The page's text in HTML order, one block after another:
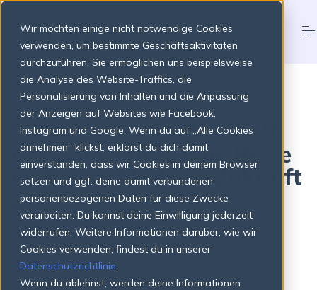
Wir möchten einige nicht notwendige Cookies
verwenden, um bestimmte Geschäftsaktivitäten
durchzuführen. Sie ermöglichen uns beispielsweise
die Analyse des Website-Traffics, die
Personalisierung von Inhalten und die Anpassung
der Anzeigen auf Websites wie Facebook,
Instagram und Google. Wenn du auf „Alle Cookies
annehmen“ klickst, erklärst du dich damit
einverstanden, dass wir Cookies in deinem Browser
setzen und ggf. deine damit verbundenen
personenbezogenen Daten für diese Zwecke
verarbeiten. Du kannst deine Einwilligung jederzeit
widerrufen. Weitere Informationen darüber, wie wir
Cookies verwenden, findest du in unserer
Datenschutzrichtlinie.
Wenn du ablehnst, werden deine Informationen
S
Produkte
Preise
Über uns
Ressourcen
Login Jetzt starten
Willkommen in der Welt
des Solarpunk! Eine Reise
in die nachhaltige Zukunft
Sophieam
SUSTAINABILITY THOUGHT LEADERSHIP
Solarpunk – dieses Wort mag für viele noch neu und